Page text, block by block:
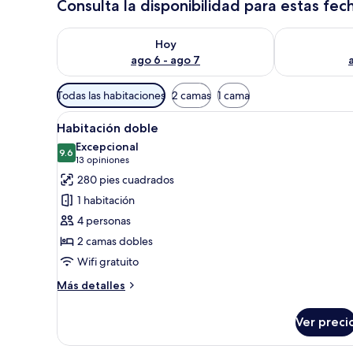
Consulta la disponibilidad para estas
Hoy
ago 6 - ago 7
Consulta la disponibilidad para hoy ago 6 - ago 7
Consulta la
Filtros
disponibles
para
las
habitaciones
Todas las habitaciones 2 camas 1 cama
Abrir
todas
las
fotos
de
Habitación
doble
Habitación de hotel con dos
12
Habitación doble
9.69.6 de 10
Excepcional
13 opiniones
(13
opiniones)
280 pies cuadrados
1 habitación
4 personas
2 camas dobles
Wifi gratuito
Más detalles
Más
doble
Ver